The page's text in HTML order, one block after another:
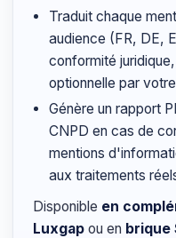
Traduit chaque
audience (FR, DE,
conformité
optionnelle par
Génère un rapport
CNPD en cas de
mentions
aux traitements
Disponible en
Luxgap ou en brique